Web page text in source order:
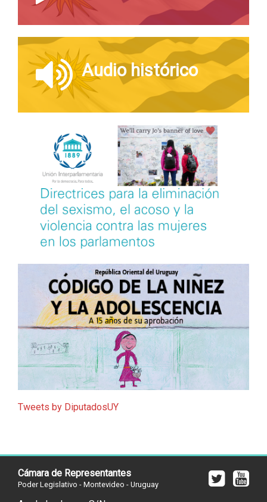
Audio histórico
Tweets by DiputadosUY
Cámara de Representantes
Poder Legislativo - Montevideo - Uruguay